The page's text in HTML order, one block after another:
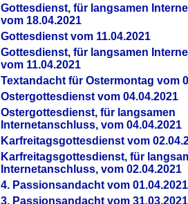
Gottesdienst, für langsamen
vom 18.04.2021
Gottesdienst vom 11.04.2021
Gottesdienst, für langsamen
vom 11.04.2021
Textandacht für Ostermontag vom
Ostergottesdienst vom 04.04.2021
Ostergottesdienst, für langsamen
Internetanschluss, vom 04.04.2021
Karfreitagsgottesdienst vom
Karfreitagsgottesdienst, für
Internetanschluss, vom 02.04.2021
4. Passionsandacht vom 01.04.2021
3. Passionsandacht vom 31.03.2021